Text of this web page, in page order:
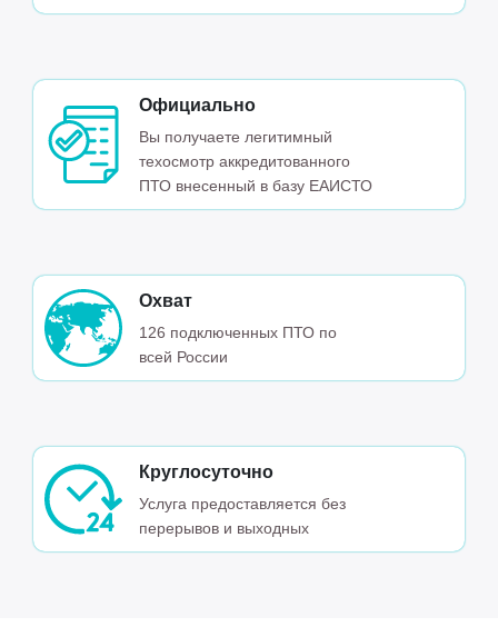
Официально
Вы получаете легитимный
техосмотр аккредитованного
ПТО внесенный в базу ЕАИСТО
Охват
126 подключенных ПТО по
всей России
Круглосуточно
Услуга предоставляется без
перерывов и выходных